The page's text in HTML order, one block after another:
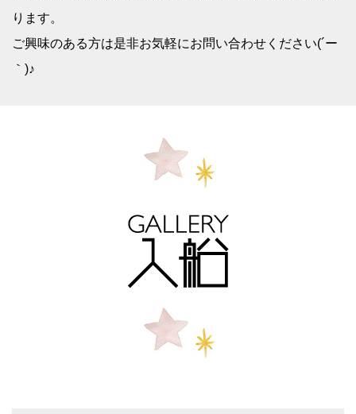
ります。
ご興味のある方は是非お気軽にお問い合わせください(´ー
｀)♪